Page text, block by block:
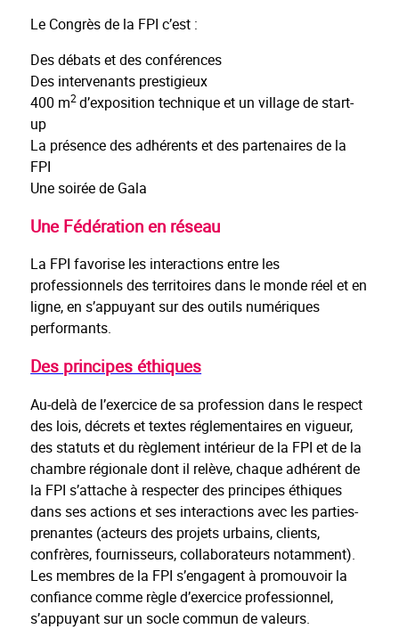
Le Congrès de la FPI c’est :
Des débats et des conférences
Des intervenants prestigieux
400 m2 d’exposition technique et un village de start-
up
La présence des adhérents et des partenaires de la
FPI
Une soirée de Gala
Une Fédération en réseau
La FPI favorise les interactions entre les
professionnels des territoires dans le monde réel et en
ligne, en s’appuyant sur des outils numériques
performants.
Des principes éthiques
Au-delà de l’exercice de sa profession dans le respect
des lois, décrets et textes réglementaires en vigueur,
des statuts et du règlement intérieur de la FPI et de la
chambre régionale dont il relève, chaque adhérent de
la FPI s’attache à respecter des principes éthiques
dans ses actions et ses interactions avec les parties-
prenantes (acteurs des projets urbains, clients,
confrères, fournisseurs, collaborateurs notamment).
Les membres de la FPI s’engagent à promouvoir la
confiance comme règle d’exercice professionnel,
s’appuyant sur un socle commun de valeurs.